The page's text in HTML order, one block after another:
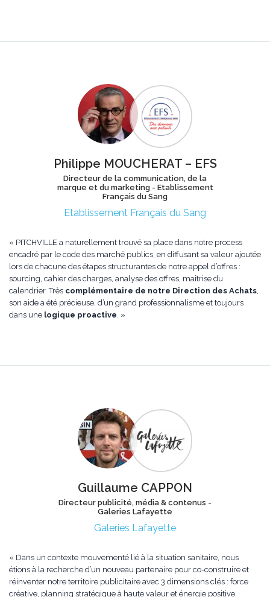
Philippe MOUCHERAT – EFS
Directeur de la communication, de la
marque et du marketing - Etablissement
Français du Sang
Etablissement Français du Sang
« PITCHVILLE a naturellement trouvé sa place dans notre process
encadré par le code des marché publics, en diffusant sa valeur ajoutée
lors de chacune des étapes structurantes de notre appel d’offres :
sourcing, cahier des charges, analyse des offres, maîtrise du
calendrier. Très complémentaire de notre Direction des Achats,
son aide a été précieuse, d’un grand professionnalisme et toujours
dans une logique proactive. »
Guillaume CAPPON
Directeur publicité, média & contenus -
Galeries Lafayette
Galeries Lafayette
« Dans un contexte mouvementé lié à la situation sanitaire, nous
étions à la recherche d’un nouveau partenaire pour co-construire et
réinventer notre territoire publicitaire avec 3 dimensions clés : force
créative, planning stratégique à haute valeur et énergie positive.